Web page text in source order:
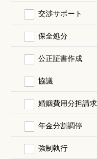
交渉サポート
保全処分
公正証書作成
協議
婚姻費用分担請
年金分割調停
強制執行